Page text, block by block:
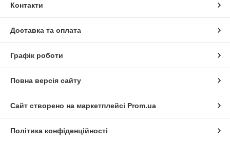
Контакти
Доставка та оплата
Графік роботи
Повна версія сайту
Сайт створено на маркетплейсі Prom.ua
Політика конфіденційності